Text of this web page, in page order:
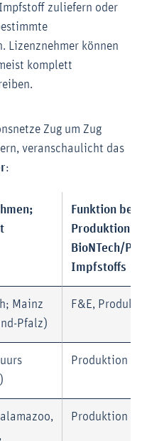
zuliefern oder
Lizenznehmer können
komplett
Zug um Zug
veranschaulicht das
:
Funktion bei
Produktion
BioNTech/
Impfstoffs
im neuen Fenster)
Mainz
Pfalz)
F&E,
im neuen Fenster)
Produktion
im neuen Fenster)
Produktion